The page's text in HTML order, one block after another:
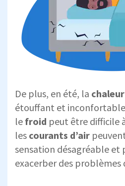
De plus, en été, la chaleur
étouffant et
le froid peut être difficile
les courants d’air
sensation désagréable
exacerber des problèmes